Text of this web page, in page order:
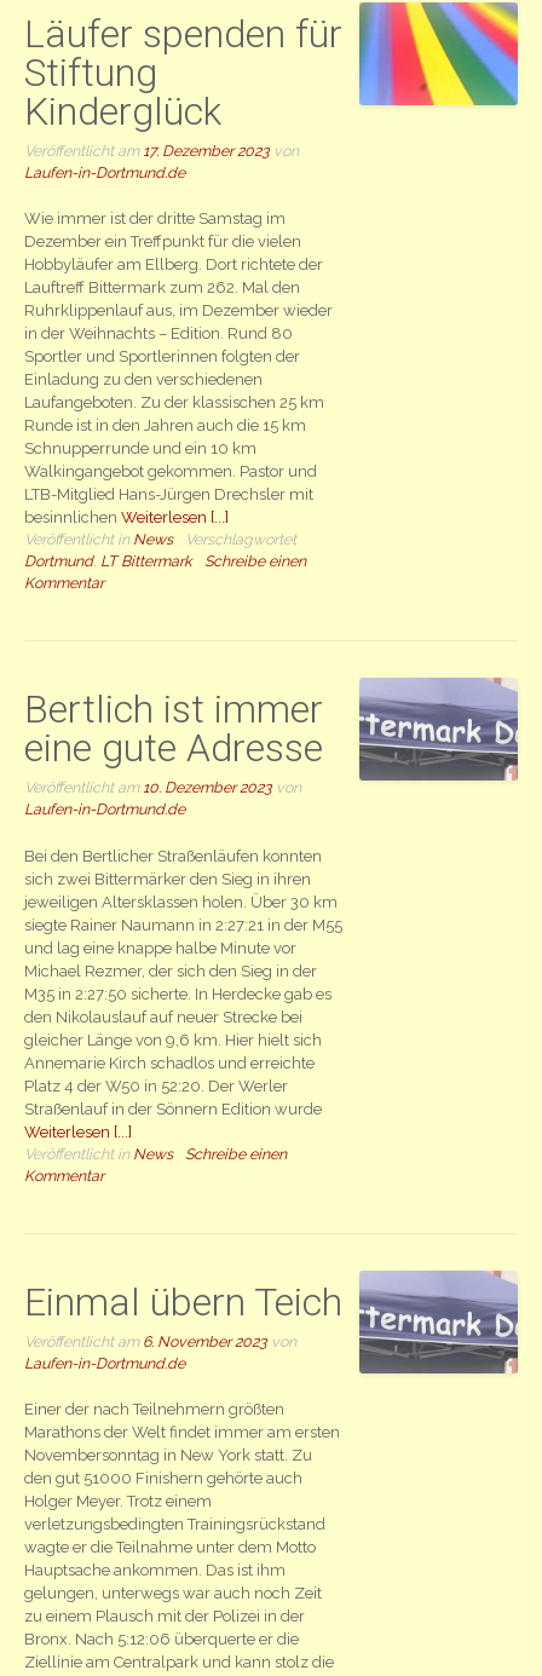
Läufer spenden für
Stiftung
Kinderglück
Veröffentlicht am 17. Dezember 2023von
Laufen-in-Dortmund.de
Wie immer ist der dritte Samstag im
Dezember ein Treffpunkt für die vielen
Hobbyläufer am Ellberg. Dort richtete der
Lauftreff Bittermark zum 262. Mal den
Ruhrklippenlauf aus, im Dezember wieder
in der Weihnachts – Edition. Rund 80
Sportler und Sportlerinnen folgten der
Einladung zu den verschiedenen
Laufangeboten. Zu der klassischen 25 km
Runde ist in den Jahren auch die 15 km
Schnupperrunde und ein 10 km
Walkingangebot gekommen. Pastor und
LTB-Mitglied Hans-Jürgen Drechsler mit
besinnlichenWeiterlesen [...]
Veröffentlicht in News
Verschlagwortet
Dortmund, LT Bittermark
Schreibe einen
Kommentar
Bertlich ist immer
eine gute Adresse
Veröffentlicht am 10. Dezember 2023von
Laufen-in-Dortmund.de
Bei den Bertlicher Straßenläufen konnten
sich zwei Bittermärker den Sieg in ihren
jeweiligen Altersklassen holen. Über 30 km
siegte Rainer Naumann in 2:27:21 in der M55
und lag eine knappe halbe Minute vor
Michael Rezmer, der sich den Sieg in der
M35 in 2:27:50 sicherte. In Herdecke gab es
den Nikolauslauf auf neuer Strecke bei
gleicher Länge von 9,6 km. Hier hielt sich
Annemarie Kirch schadlos und erreichte
Platz 4 der W50 in 52:20. Der Werler
Straßenlauf in der Sönnern Edition wurde
Weiterlesen [...]
Veröffentlicht in News
Schreibe einen
Kommentar
Einmal übern Teich
Veröffentlicht am 6. November 2023von
Laufen-in-Dortmund.de
Einer der nach Teilnehmern größten
Marathons der Welt findet immer am ersten
Novembersonntag in New York statt. Zu
den gut 51000 Finishern gehörte auch
Holger Meyer. Trotz einem
verletzungsbedingten Trainingsrückstand
wagte er die Teilnahme unter dem Motto
Hauptsache ankommen. Das ist ihm
gelungen, unterwegs war auch noch Zeit
zu einem Plausch mit der Polizei in der
Bronx. Nach 5:12:06 überquerte er die
Ziellinie am Centralpark und kann stolz die